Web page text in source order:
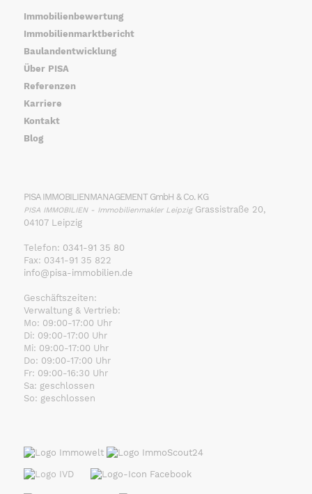
Immobilienbewertung
Immobilienmarktbericht
Baulandentwicklung
Über PISA
Referenzen
Karriere
Kontakt
Blog
PISA IMMOBILIENMANAGEMENT GmbH & Co. KG
PISA IMMOBILIEN - Immobilienmakler LeipzigGrassistraße 20,
04107 Leipzig
Telefon: 0341-91 35 80
Fax: 0341-91 35 822
info@pisa-immobilien.de
Geschäftszeiten:
Verwaltung & Vertrieb:
Mo: 09:00-17:00 Uhr
Di: 09:00-17:00 Uhr
Mi: 09:00-17:00 Uhr
Do: 09:00-17:00 Uhr
Fr: 09:00-16:30 Uhr
Sa: geschlossen
So: geschlossen